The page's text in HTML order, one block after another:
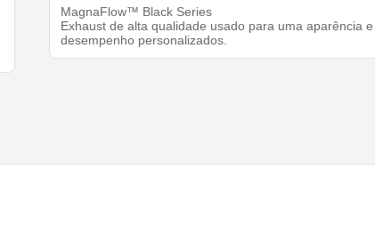
MagnaFlow™ Black Series
Exhaust de alta qualidade usado para uma aparência e
desempenho personalizados.